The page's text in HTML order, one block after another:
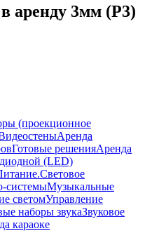
аренду 3мм (Р3)
(проекционное
Аренда
Готовые решенияАренда
(LED)
Световое
системыМузыкальные
светомУправление
наборы звукаЗвуковое
караоке